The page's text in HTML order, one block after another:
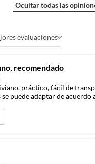
Ocultar todas las
evaluaciones
recomendado
práctico, fácil de
se puede adaptar de acuerdo